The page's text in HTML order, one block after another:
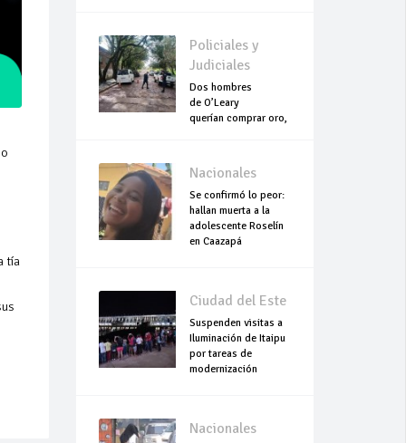
tía
Policiales y
Judiciales
Dos hombres
de O’Leary
querían comprar oro,
Nacionales
Se confirmó lo peor:
hallan muerta a la
adolescente Roselín
en Caazapá
Ciudad del Este
Suspenden visitas a
Iluminación de Itaipu
por tareas de
modernización
Nacionales